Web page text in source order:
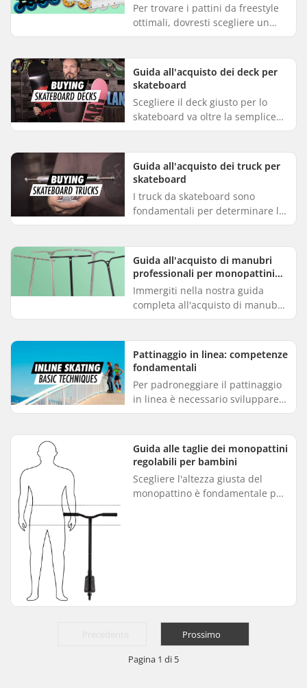
Per trovare i pattini da freestyle
ottimali, dovresti scegliere un
paio di pattini in linea su misura
terreni che ...
Guida all'acquisto dei deck per
skateboard
Scegliere il deck giusto per lo
skateboard va oltre la semplice
selezione della grafica più
quale misura di deck per ...
Guida all'acquisto dei truck per
skateboard
I truck da skateboard sono
fondamentali per determinare la
stabilità, la manovrabilità e le
guida dettagliata tratta ...
Guida all'acquisto di manubri
professionali per monopattini
freestyle
Immergiti nella nostra guida
completa all'acquisto di manubri
per monopattini freestyle
semplificare la tua esperienza
nell...
Pattinaggio in linea: competenze
fondamentali
Per padroneggiare il pattinaggio
in linea è necessario sviluppare
una posizione stabile, imparare a
effettuare curve fluide...
Guida alle taglie dei monopattini
regolabili per bambini
Scegliere l'altezza giusta del
monopattino è fondamentale per
Prossimo
Pagina 1 di 5